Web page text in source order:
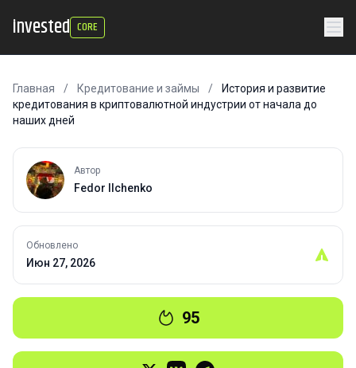
invested CORE
Главная / Кредитование и займы /
История и развитие
кредитования в криптовалютной индустрии от начала до
наших дней
Автор
Fedor Ilchenko
Обновлено
Июн 27, 2026
95